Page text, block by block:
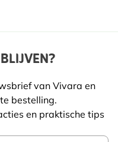
de bijgeleverde
schroef ingehaakt
gaten in de
extra vast
bij elkaar
in stallen de
van Vivara en
bestelling.
en praktische tips